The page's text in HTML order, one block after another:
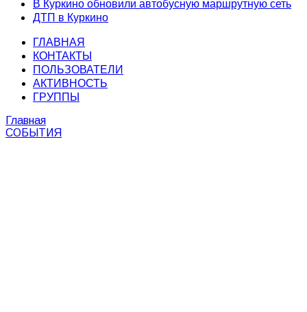
В Куркино обновили автобусную маршрутную сеть
ДТП в Куркино
ГЛАВНАЯ
КОНТАКТЫ
ПОЛЬЗОВАТЕЛИ
АКТИВНОСТЬ
ГРУППЫ
Главная
СОБЫТИЯ